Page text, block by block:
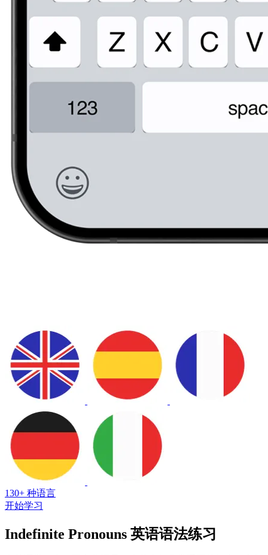
130+ 种语言
开始学习
Indefinite Pronouns 英语语法练习